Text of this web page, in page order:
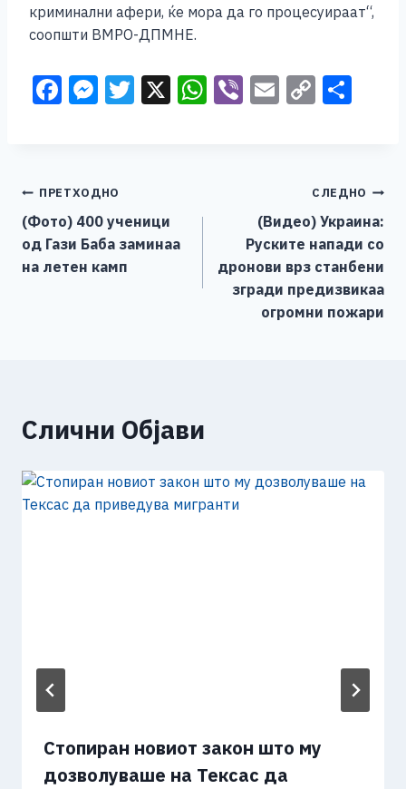
криминални афери, ќе мора да го процесуираат“,
соопшти ВМРО-ДПМНЕ.
F
b
o
o
M
n
g
er
T X W
p
Vi E C
Li
n
k
Навигација
на
напис
ПРЕТХОДНО
(Фото) 400 ученици
од Гази Баба заминаа
на летен камп
СЛЕДНО
(Видео) Украина:
Руските напади со
дронови врз станбени
згради предизвикаа
огромни пожари
Слични Објави
Стопиран новиот закон што му
дозволуваше на Тексас да